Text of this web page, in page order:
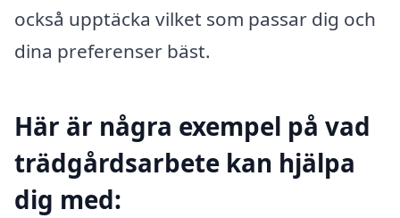
också upptäcka vilket som passar dig och
dina preferenser bäst.
Här är några exempel på vad
trädgårdsarbete kan hjälpa
dig med: